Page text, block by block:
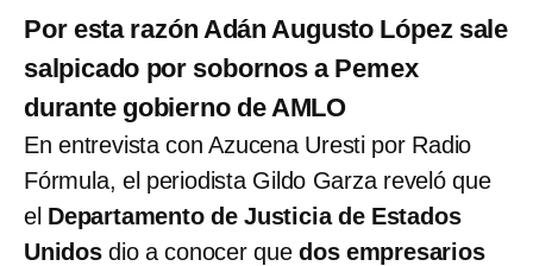
Por esta razón Adán Augusto López sale
salpicado por sobornos a Pemex
durante gobierno de AMLO
En entrevista con Azucena Uresti por Radio
Fórmula, el periodista Gildo Garza reveló que
el Departamento de Justicia de Estados
Unidosdio a conocer quedos empresarios